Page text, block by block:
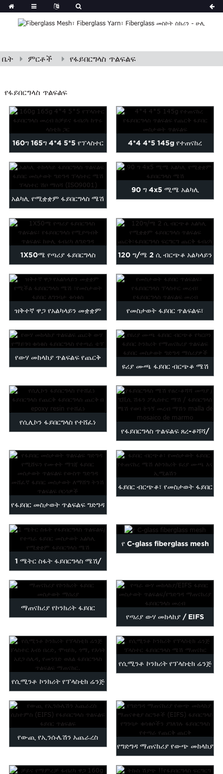
ቤት ምርቶች የፋይበርግላስ ጥልፍልፍ
የፋይበርግላስ ጥልፍልፍ
160ግ 165ግ 4*4 5*5 የፕላስተር
ፋይበርግላስ መረብ መረብ w...
4*4 4*5 145g የተጠናከረ
የፋይበርግላስ ጥልፍልፍ ጨርቅ...
አልካሊ የሚቋቋም ፋይበርግላስ ሜሽ
ፊበርግላስ ዋል...
90 ግ 4x5 ሚሜ አልካሊ
1X50ሜ የጣሪያ ፋይበርግላስ
ጥልፍልፍ፣ የፋይበርግላስ እንጨት...
120 ግ/ሜ 2 ሲ ብርጭቆ አልካላይን
የሚቋቋም ፋይበርግላስ ሚዝ...
ዝቅተኛ ዋጋ የአልካላይን መቋቋም
የሚችል ፋይበርግላስ ሜሽ ፣
ብርጭቆ…
የመስታወት ፋይበር ጥልፍልፍ፣
የፋይበርግላስ ፕላስተር መረብ፣
ፋይበርግል...
የውሃ መከላከያ ጥልፍልፍ የጨርቅ
ዩሪያ ሙጫ ፋይበር ብርጭቆ ሜሽ
የካርቦን ፋይበር ኮንክሪት...
የሲሊኮን ፋይበርግላስ የተሸፈነ
የፋይበርግላስ ጥልፍልፍ ጸረ-ቆሻሻ/
የፒቪሲ ኮቲንን ያስወግዱ...
የፋይበር መስታወት ጥልፍልፍ ግድግዳ
የሚሸፍን የሙቀት አማቂ...
ፋይበር ብርጭቆ፣ የመስታወት ፋይበር
1 ሜትር ስፋት ፋይበርግላስ ሜሽ/
የተጣራ ፋይበር ብርጭቆ አልካሊ...
የ C-glass fiberglass mesh
ማጠናከሪያ የኮንክሪት ፋይበር
የጣሪያ ውሃ መከላከያ / EIFS
ፋይበር መስታወት ጥልፍልፍ / ግድግዳ
r ...
የሲሚንቶ ኮንክሪት የፕላስቲክ ሬንጅ
ፕላስቲክን ማጠናከር ...
የሲሚንቶ ኮንክሪት የፕላስቲክ ሬንጅ
የውጪ የኢንሱሌሽን አጨራረስ
የግድግዳ ማጠናከሪያ የውጭ መከላከያ
ማጠናቀቅ…